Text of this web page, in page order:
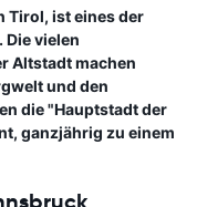
Tirol, ist eines der
. Die vielen
Altstadt machen
und den
die "Hauptstadt der
ganzjährig zu einem